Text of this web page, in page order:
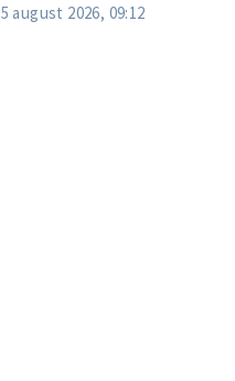
5 august 2026, 09:12